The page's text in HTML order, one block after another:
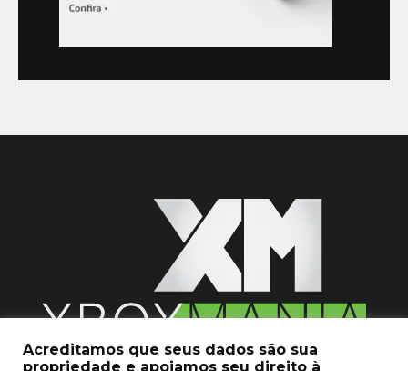
2020 © Xboxmania. Todos os Direitos Reservados.
Acreditamos que seus dados são sua
propriedade e apoiamos seu direito à